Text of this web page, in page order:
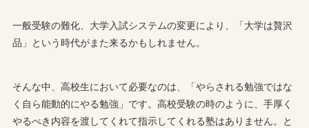
一般受験の難化、大学入試システムの変更により、「大学は贅沢
品」という時代がまた来るかもしれません。
そんな中、高校生において必要なのは、「やらされる勉強ではな
く自ら能動的にやる勉強」です。高校受験の時のように、手厚く
やるべき内容を渡してくれて指示してくれる塾はありません。と